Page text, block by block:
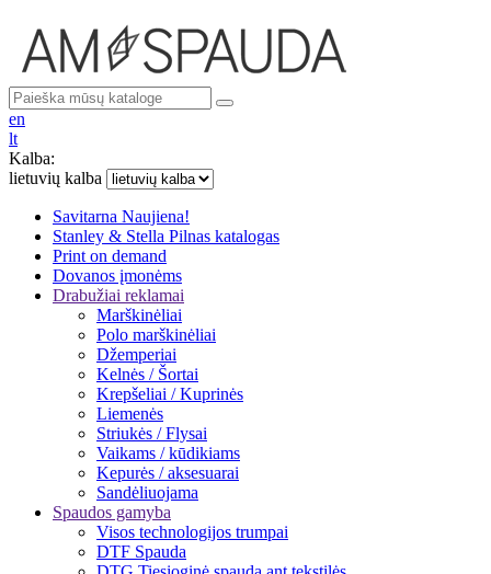
en
lt
Kalba:
lietuvių kalba
Savitarna Naujiena!
Stanley & Stella Pilnas katalogas
Print on demand
Dovanos įmonėms
Drabužiai reklamai
Marškinėliai
Polo marškinėliai
Džemperiai
Kelnės / Šortai
Krepšeliai / Kuprinės
Liemenės
Striukės / Flysai
Vaikams / kūdikiams
Kepurės / aksesuarai
Sandėliuojama
Spaudos gamyba
Visos technologijos trumpai
DTF Spauda